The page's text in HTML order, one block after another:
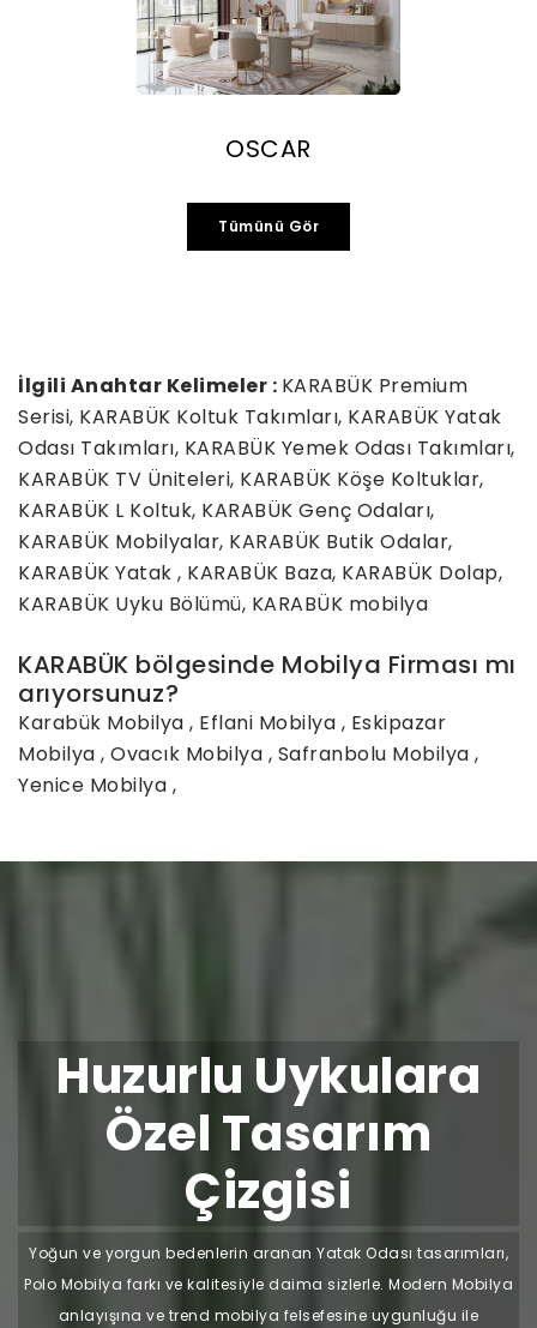
OSCAR
Tümünü Gör
İlgili Anahtar Kelimeler : KARABÜK Premium
Serisi, KARABÜK Koltuk Takımları, KARABÜK Yatak
Odası Takımları, KARABÜK Yemek Odası Takımları,
KARABÜK TV Üniteleri, KARABÜK Köşe Koltuklar,
KARABÜK L Koltuk, KARABÜK Genç Odaları,
KARABÜK Mobilyalar, KARABÜK Butik Odalar,
KARABÜK Yatak , KARABÜK Baza, KARABÜK Dolap,
KARABÜK Uyku Bölümü, KARABÜK mobilya
KARABÜK bölgesinde Mobilya Firması mı
arıyorsunuz?
Karabük Mobilya , Eflani Mobilya , Eskipazar
Mobilya , Ovacık Mobilya , Safranbolu Mobilya ,
Yenice Mobilya ,
Huzurlu Uykulara
Özel Tasarım
Çizgisi
Yoğun ve yorgun bedenlerin aranan Yatak Odası tasarımları,
Polo Mobilya farkı ve kalitesiyle daima sizlerle. Modern Mobilya
anlayışına ve trend mobilya felsefesine uygunluğu ile